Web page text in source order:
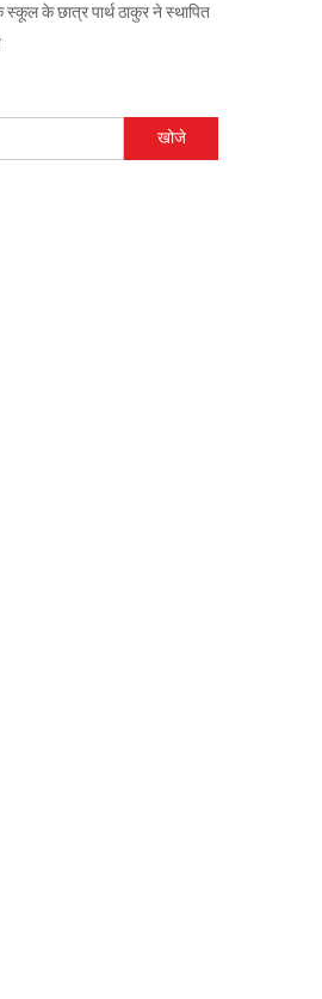
के छात्र पार्थ ठाकुर ने स्थापित
को